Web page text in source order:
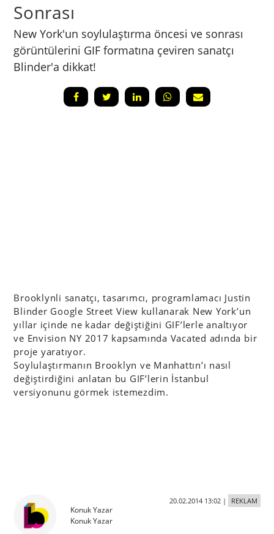
Sonrası
New York'un soylulaştırma öncesi ve sonrası
görüntülerini GIF formatına çeviren sanatçı
Blinder'a dikkat!
Brooklynli sanatçı, tasarımcı, programlamacı Justin
Blinder Google Street View kullanarak New York’un
yıllar içinde ne kadar değiştiğini GIF’lerle analtıyor
ve Envision NY 2017 kapsamında Vacated adında bir
proje yaratıyor.
Soylulaştırmanın Brooklyn ve Manhattın’ı nasıl
değiştirdiğini anlatan bu GIF’lerin İstanbul
versiyonunu görmek istemezdim.
Konuk Yazar
Konuk Yazar
20.02.2014 13:02| REKLAM